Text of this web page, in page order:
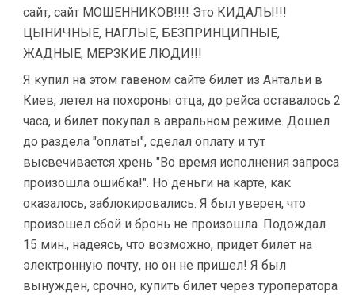
сайт, сайт МОШЕННИКОВ!!!! Это КИДАЛЫ!!!
ЦЫНИЧНЫЕ, НАГЛЫЕ, БЕЗПРИНЦИПНЫЕ,
ЖАДНЫЕ, МЕРЗКИЕ ЛЮДИ!!!
Я купил на этом гавеном сайте билет из Антальи в
Киев, летел на похороны отца, до рейса оставалось 2
часа, и билет покупал в авральном режиме. Дошел
до раздела "оплаты", сделал оплату и тут
высвечивается хрень "Во время исполнения запроса
произошла ошибка!". Но деньги на карте, как
оказалось, заблокировались. Я был уверен, что
произошел сбой и бронь не произошла. Подождал
15 мин., надеясь, что возможно, придет билет на
электронную почту, но он не пришел! Я был
вынужден, срочно, купить билет через туроператора